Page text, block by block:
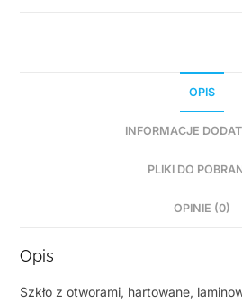
OPIS
INFORMACJE
PLIKI DO
OPINIE (0)
Opis
Szkło z otworami, hartowane,